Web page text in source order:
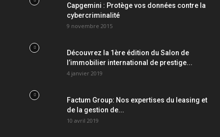
Capgemini : Protège vos données contre la
cybercriminalité
9 novembre 2015
Découvrez la 1ère édition du Salon de
l’immobilier international de prestige...
4 janvier 2019
Factum Group: Nos expertises du leasing et
de la gestion de...
10 avril 2019